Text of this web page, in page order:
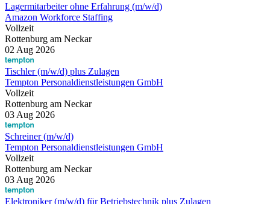
Lagermitarbeiter ohne Erfahrung (m/w/d)
Amazon Workforce Staffing
Vollzeit
Rottenburg am Neckar
02 Aug 2026
Tischler (m/w/d) plus Zulagen
Tempton Personaldienstleistungen GmbH
Vollzeit
Rottenburg am Neckar
03 Aug 2026
Schreiner (m/w/d)
Tempton Personaldienstleistungen GmbH
Vollzeit
Rottenburg am Neckar
03 Aug 2026
Elektroniker (m/w/d) für Betriebstechnik plus Zulagen